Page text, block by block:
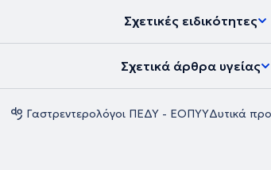
Σχετικές ειδικότητες
Σχετικά άρθρα υγείας
Γαστρεντερολόγοι ΠΕΔΥ - ΕΟΠΥΥΔυτικά